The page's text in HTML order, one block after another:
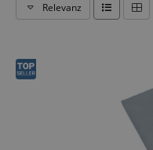
Relevanz